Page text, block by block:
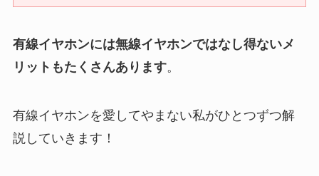
有線イヤホンには無線イヤホンではなし得ないメ
リットもたくさんあります。
有線イヤホンを愛してやまない私がひとつずつ解
説していきます！